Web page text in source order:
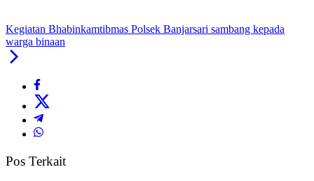
Kegiatan Bhabinkamtibmas Polsek Banjarsari sambang kepada
warga binaan
Pos Terkait